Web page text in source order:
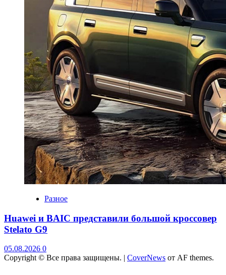
Разное
Huawei и BAIC представили большой кроссовер
Stelato G9
05.08.2026 0
Copyright © Все права защищены. | CoverNews от AF themes.